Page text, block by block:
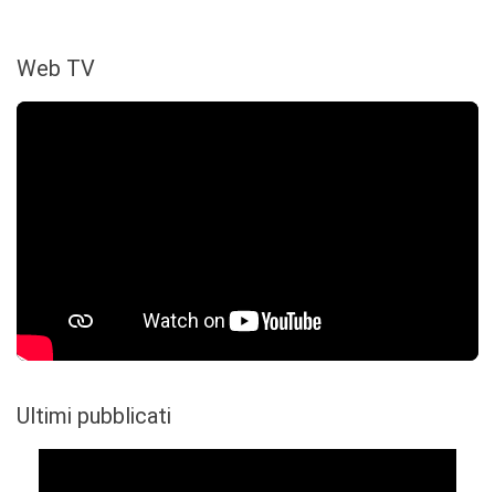
Web TV
Ultimi pubblicati